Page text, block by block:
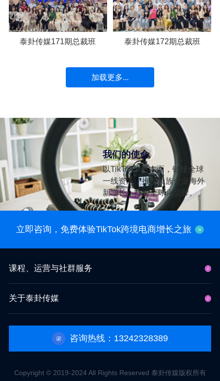
泰卦传媒171期总裁班 泰卦传媒172期总裁班
加载更多...
我们的使命
以TikTok为基本面，链接全球
一线资源，推动民族企业海外
新增长，打造全球化品牌。
立即咨询，免费体验TikTok跨境电商增长之旅
课程、运营与社群服务
关于泰卦传媒
咨询热线：13242328389
Copyright © 2019-2024 All Rights Reserved 泰卦传媒版权所有